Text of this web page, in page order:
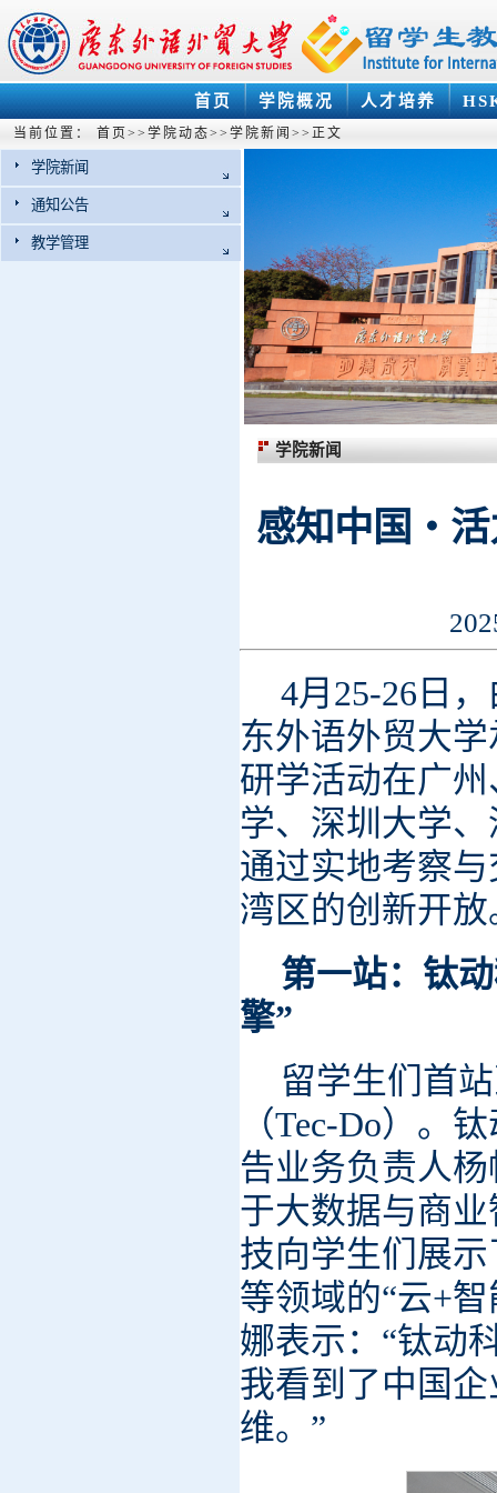
首页 学院概况 人才培养
当前位置： 首页 >> 学院动态>> 学院新闻 >> 正文
学院新闻
通知公告
教学管理
学院新闻
感知中国・
4月25-26日
东外语外贸大
研学活动在广
学、深圳大学
通过实地考察
湾区的创新开放
第一站：钛
擎”
留学生们首
（Tec-Do）。
告业务负责人
于大数据与商
技向学生们展
等领域的“云+
娜表示：“钛动
我看到了中国
维。”